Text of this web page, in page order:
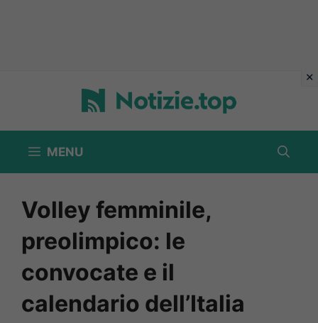
contenuto
MENU
Volley femminile,
preolimpico: le
convocate e il
calendario dell’Italia